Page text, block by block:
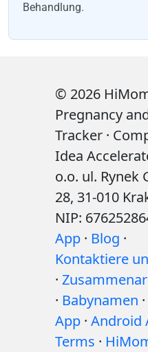
Behandlung.
© 2026
Pregnancy
Tracker ·
Idea
o.o. ul. Rynek
28, 31-010
NIP:
App · Blog ·
Kontaktiere
·
· Babynamen ·
App · Android
Terms ·